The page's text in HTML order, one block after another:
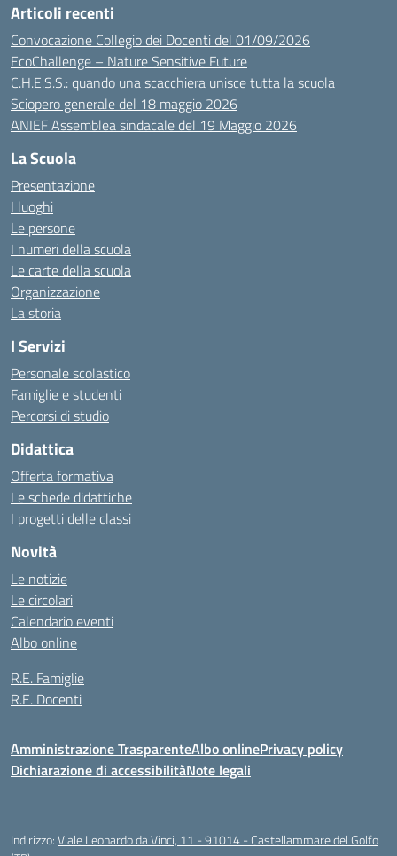
Articoli recenti
Convocazione Collegio dei Docenti del 01/09/2026
EcoChallenge – Nature Sensitive Future
C.H.E.S.S.: quando una scacchiera unisce tutta la scuola
Sciopero generale del 18 maggio 2026
ANIEF Assemblea sindacale del 19 Maggio 2026
La Scuola
Presentazione
I luoghi
Le persone
I numeri della scuola
Le carte della scuola
Organizzazione
La storia
I Servizi
Personale scolastico
Famiglie e studenti
Percorsi di studio
Didattica
Offerta formativa
Le schede didattiche
I progetti delle classi
Novità
Le notizie
Le circolari
Calendario eventi
Albo online
R.E. Famiglie
R.E. Docenti
Amministrazione TrasparenteAlbo onlinePrivacy policy
Dichiarazione di accessibilitàNote legali
Indirizzo:Viale Leonardo da Vinci, 11 - 91014 - Castellammare del Golfo